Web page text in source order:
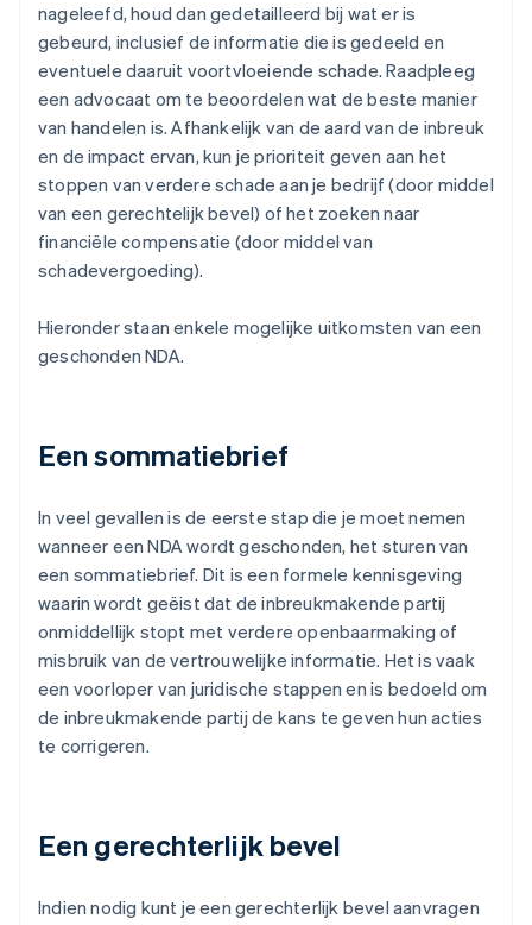
nageleefd, houd dan gedetailleerd bij wat er is
gebeurd, inclusief de informatie die is gedeeld en
eventuele daaruit voortvloeiende schade. Raadpleeg
een advocaat om te beoordelen wat de beste manier
van handelen is. Afhankelijk van de aard van de inbreuk
en de impact ervan, kun je prioriteit geven aan het
stoppen van verdere schade aan je bedrijf (door middel
van een gerechtelijk bevel) of het zoeken naar
financiële compensatie (door middel van
schadevergoeding).
Hieronder staan enkele mogelijke uitkomsten van een
geschonden NDA.
Een sommatiebrief
In veel gevallen is de eerste stap die je moet nemen
wanneer een NDA wordt geschonden, het sturen van
een sommatiebrief. Dit is een formele kennisgeving
waarin wordt geëist dat de inbreukmakende partij
onmiddellijk stopt met verdere openbaarmaking of
misbruik van de vertrouwelijke informatie. Het is vaak
een voorloper van juridische stappen en is bedoeld om
de inbreukmakende partij de kans te geven hun acties
te corrigeren.
Een gerechterlijk bevel
Indien nodig kunt je een gerechterlijk bevel aanvragen